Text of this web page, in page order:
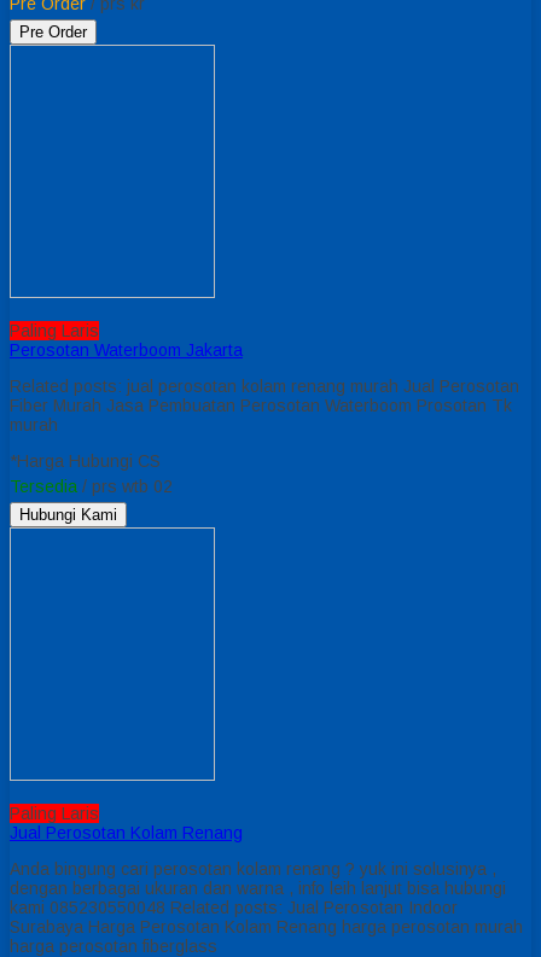
Pre Order
Paling Laris
Perosotan Waterboom Jakarta
Related posts: jual perosotan kolam renang murah Jual Perosotan
Fiber Murah Jasa Pembuatan Perosotan Waterboom Prosotan Tk
murah
*Harga Hubungi CS
Tersedia / prs wtb 02
Hubungi Kami
Paling Laris
Jual Perosotan Kolam Renang
Anda bingung cari perosotan kolam renang ? yuk ini solusinya ,
dengan berbagai ukuran dan warna , info leih lanjut bisa hubungi
kami 085230550048 Related posts: Jual Perosotan Indoor
Surabaya Harga Perosotan Kolam Renang harga perosotan murah
harga perosotan fiberglass